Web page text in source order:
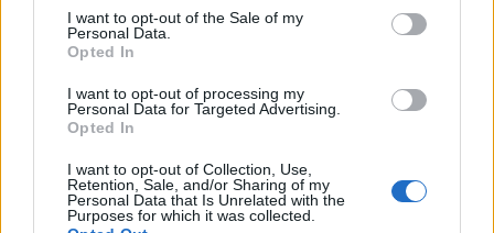
I want to opt-out of the Sale of my
Personal Data.
Opted In
I want to opt-out of processing my
Personal Data for Targeted Advertising.
Opted In
I want to opt-out of Collection, Use,
Retention, Sale, and/or Sharing of my
Personal Data that Is Unrelated with the
Purposes for which it was collected.
Volvo 245 ?Turbo? 40 svar
Senaste inlägget av
VTi
Senaste inlägget av
Nyaste forumtrådarna
Bestyckningsfundering. Zenith INAT 35/40